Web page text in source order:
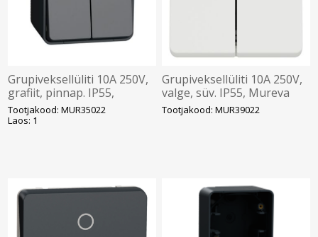
Grupiveksellüliti 10A 250V,
grafiit, pinnap. IP55,
Mureva
Tootjakood: MUR35022
Laos: 1
Grupiveksellüliti 10A 250V,
valge, süv. IP55, Mureva
Tootjakood: MUR39022